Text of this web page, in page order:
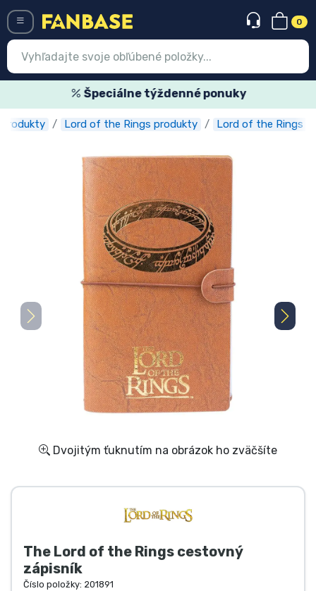
0
Špeciálne týždenné ponuky
produkty Lord of the Rings produkty Lord of the Rings
Dvojitým ťuknutím na obrázok ho zväčšíte
The Lord of the Rings cestovný
zápisník
Číslo položky: 201891
Prihlásiť sa Registrácia
Najnovšie
Expresná preprava
Predobjednávky
Outlet produkty
Preprava a platba
Zoradiť podľa série
Zoradiť podľa filmov
Zoradiť podľa karikatúry
Zoradiť podľa Anime
Zoradiť podľa hier
Zoradiť podľa športu